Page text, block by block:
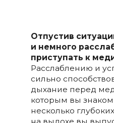
Отпустив
и немного
приступать к
Расслаблению и
сильно
дыхание перед
которым вы
несколько